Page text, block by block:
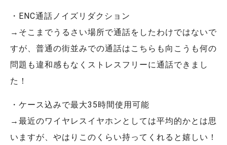
・ENC通話ノイズリダクション
→そこまでうるさい場所で通話をしたわけではないで
すが、普通の街並みでの通話はこちらも向こうも何の
問題も違和感もなくストレスフリーに通話できまし
た！
・ケース込みで最大35時間使用可能
→最近のワイヤレスイヤホンとしては平均的かとは思
いますが、やはりこのくらい持ってくれると嬉しい！